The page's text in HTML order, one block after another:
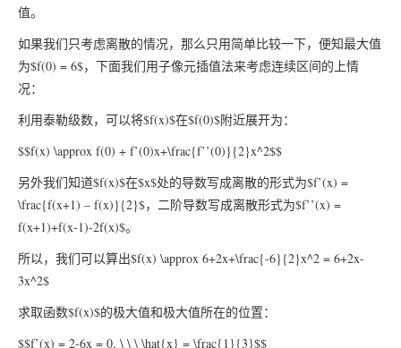
值。
如果我们只考虑离散的情况，那么只用简单比较一下，便知最大值
为$f(0) = 6$，下面我们用子像元插值法来考虑连续区间的上情
况：
利用泰勒级数，可以将$f(x)$在$f(0)$附近展开为：
$$f(x) \approx f(0) + f’(0)x+\frac{f’’(0)}{2}x^2$$
另外我们知道$f(x)$在$x$处的导数写成离散的形式为$f’(x) =
\frac{f(x+1) – f(x)}{2}$，二阶导数写成离散形式为$f’’(x) =
f(x+1)+f(x-1)-2f(x)$。
所以，我们可以算出$f(x) \approx 6+2x+\frac{-6}{2}x^2 = 6+2x-
3x^2$
求取函数$f(x)$的极大值和极大值所在的位置：
$$f’(x) = 2-6x = 0, \ \ \ \hat{x} = \frac{1}{3}$$